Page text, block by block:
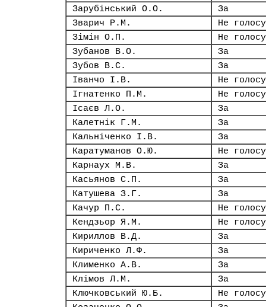
Зарубінський О.О.
За
Зварич Р.М.
Не
Зімін О.П.
Не
Зубанов В.О.
За
Зубов В.С.
За
Іванчо І.В.
Не
Ігнатенко П.М.
Не
Ісаєв Л.О.
За
Калетнік Г.М.
За
Кальніченко І.В.
За
Каратуманов О.Ю.
Не
Карнаух М.В.
За
Касьянов С.П.
За
Катушева З.Г.
За
Качур П.С.
Не
Кендзьор Я.М.
Не
Кириллов В.Д.
За
Кириченко Л.Ф.
За
Клименко А.В.
За
Клімов Л.М.
За
Ключковський Ю.Б.
Не